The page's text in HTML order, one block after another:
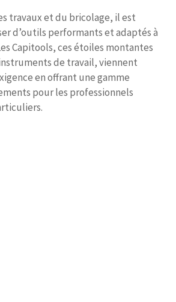
travaux et du bricolage, il est
d’outils performants et adaptés à
Capitools, ces étoiles montantes
de travail, viennent
en offrant une gamme
pour les professionnels